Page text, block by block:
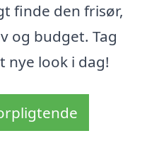
finde den frisør,
og budget. Tag
nye look i dag!